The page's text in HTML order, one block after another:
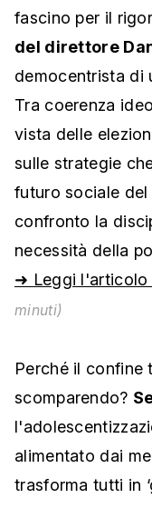
fascino per il
del direttore
democentrista di
Tra coerenza
vista delle
sulle strategie
futuro sociale
confronto la
necessità della
➜ Leggi l'articolo
minuti)
Perché il confine
scomparendo?
alimentato dai
trasforma tutti in